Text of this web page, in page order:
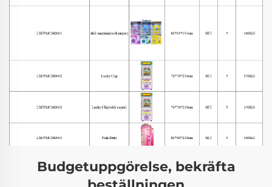
Budgetuppgörelse, bekräfta